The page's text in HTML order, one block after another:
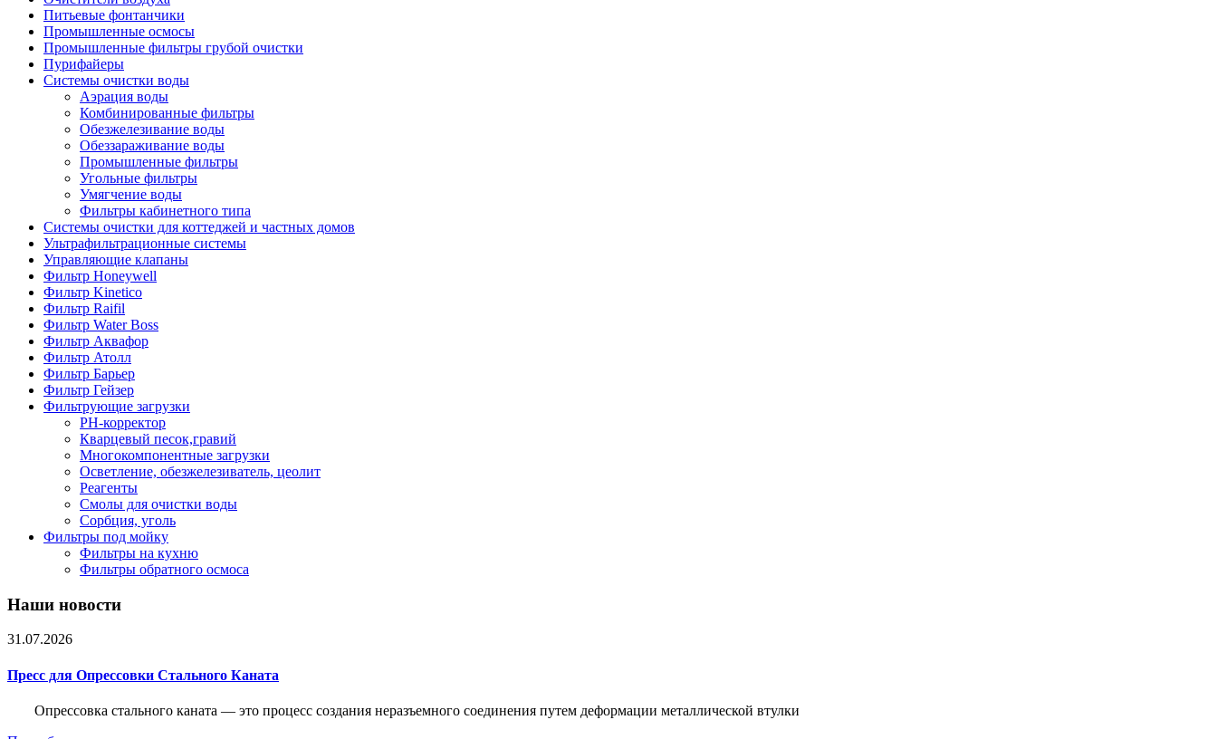
Питьевые фонтанчики
Промышленные осмосы
Промышленные фильтры грубой очистки
Пурифайеры
Системы очистки воды
Аэрация воды
Комбинированные фильтры
Обезжелезивание воды
Обеззараживание воды
Промышленные фильтры
Угольные фильтры
Умягчение воды
Фильтры кабинетного типа
Системы очистки для коттеджей и частных домов
Ультрафильтрационные системы
Управляющие клапаны
Фильтр Honeywell
Фильтр Kinetico
Фильтр Raifil
Фильтр Water Boss
Фильтр Аквафор
Фильтр Атолл
Фильтр Барьер
Фильтр Гейзер
Фильтрующие загрузки
PH-корректор
Кварцевый песок,гравий
Многокомпонентные загрузки
Осветление, обезжелезиватель, цеолит
Реагенты
Смолы для очистки воды
Сорбция, уголь
Фильтры под мойку
Фильтры на кухню
Фильтры обратного осмоса
Наши новости
31.07.2026
Пресс для Опрессовки Стального Каната
Опрессовка стального каната — это процесс создания неразъемного соединения путем деформации металлической втулки